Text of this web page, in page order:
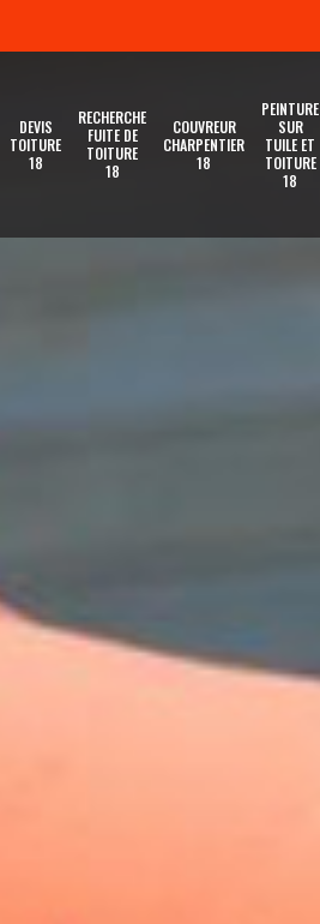
DEVIS
TOITURE
18
RECHERCHE
FUITE DE
TOITURE
18
COUVREUR
CHARPENTIER
18
PEINTURE
SUR
TUILE ET
TOITURE
18